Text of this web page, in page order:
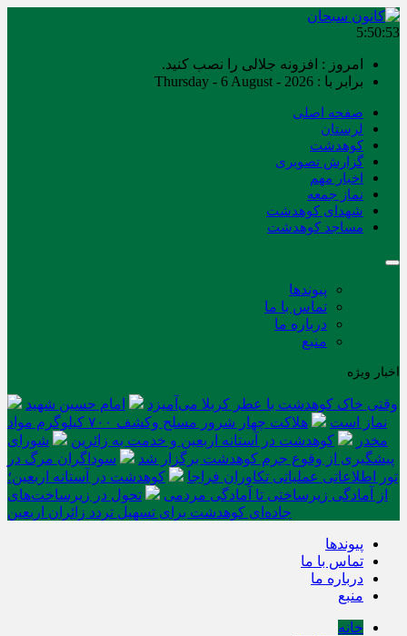
5:50:53
امروز : افزونه جلالی را نصب کنید.
برابر با : Thursday - 6 August - 2026
صفحه اصلی
لرستان
کوهدشت
گزارش تصویری
اخبار مهم
نماز جمعه
شهدای کوهدشت
مساجد کوهدشت
پیوندها
تماس با ما
درباره ما
منبع
اخبار ویژه
وقتی خاک کوهدشت با عطر کربلا می‌آمیزد
امام حسین شهید
نماز است
هلاکت چهار شرور مسلح وکشف ۷۰۰ کیلوگرم مواد
مخدر
کوهدشت در آستانه اربعین و خدمت‌ به زائرین
شورای
پیشگیری از وقوع جرم کوهدشت برگزار شد
سوداگران مرگ در
تور اطلاعاتی عملیاتی تکاوران فراجا
کوهدشت در آستانه اربعین؛
از آمادگی زیرساختی تا آمادگی مردمی
تحول در زیرساخت‌های
جاده‌ای کوهدشت برای تسهیل تردد زائران اربعین
پیوندها
تماس با ما
درباره ما
منبع
خانه